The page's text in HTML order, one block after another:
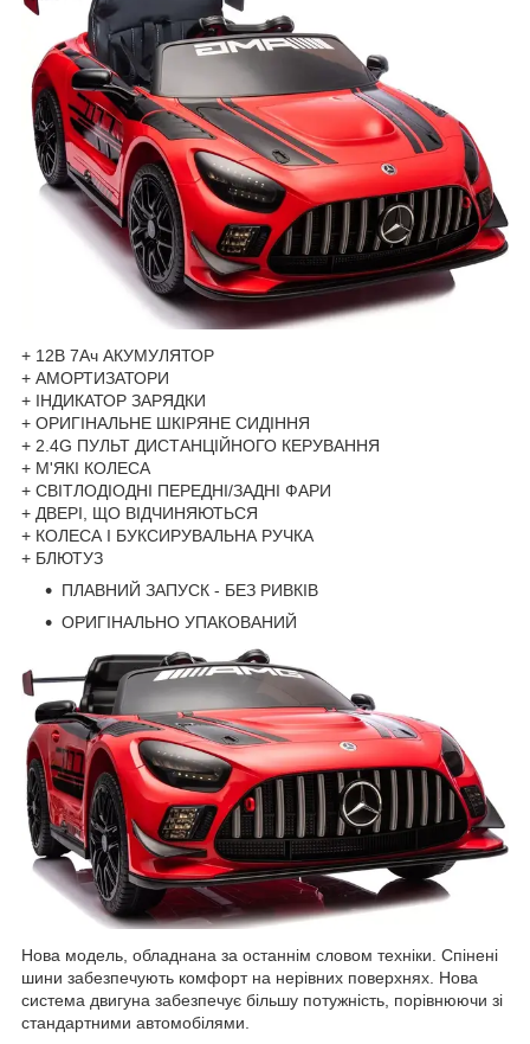
+ 12В 7Ач АКУМУЛЯТОР
+ АМОРТИЗАТОРИ
+ ІНДИКАТОР ЗАРЯДКИ
+ ОРИГІНАЛЬНЕ ШКІРЯНЕ СИДІННЯ
+ 2.4G ПУЛЬТ ДИСТАНЦІЙНОГО КЕРУВАННЯ
+ М'ЯКІ КОЛЕСА
+ СВІТЛОДІОДНІ ПЕРЕДНІ/ЗАДНІ ФАРИ
+ ДВЕРІ, ЩО ВІДЧИНЯЮТЬСЯ
+ КОЛЕСА І БУКСИРУВАЛЬНА РУЧКА
+ БЛЮТУЗ
ПЛАВНИЙ ЗАПУСК - БЕЗ РИВКІВ
ОРИГІНАЛЬНО УПАКОВАНИЙ
Нова модель, обладнана за останнім словом техніки. Спінені
шини забезпечують комфорт на нерівних поверхнях. Нова
система двигуна забезпечує більшу потужність, порівнюючи зі
стандартними автомобілями.